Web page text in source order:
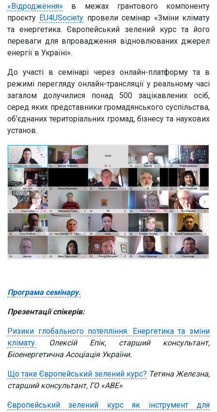
«Відродження» в межах грантового компоненту
проєкту EU4USociety провели семінар «Зміни клімату
та енергетика. Європейський зелений курс та його
переваги для впровадження відновлюваних джерел
енергії в Україні».
До участі в семінарі через онлайн-платформу та в
режимі перегляду онлайн-трансляції у реальному часі
загалом долучилися понад 500 зацікавлених осіб,
серед яких представники громадянського суспільства,
об’єднаних територіальних громад, бізнесу та наукових
установ.
Програма семінару.
Презентації спікерів:
Ризики глобального потепління. Енергетика та зміни
клімату.
Олексій Епік, старший консультант,
Біоенергетична Асоціація України.
Що таке Європейський зелений курс? Тетяна Желєзна,
старший консультант, ГО «АВЕ»
Європейський зелений курс як інструмент для